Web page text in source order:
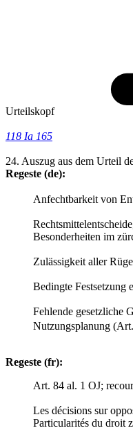
Urteilskopf
118 Ia 165
24. Auszug aus dem Urteil
Regeste (de):
Anfechtbarkeit von
Besonderheiten im
Zulässigkeit aller
Bedingte Festsetzung
Fehlende gesetzliche
Nutzungsplanung
Regeste (fr):
Art. 84 al. 1 OJ;
Les décisions sur
Particularités du droit